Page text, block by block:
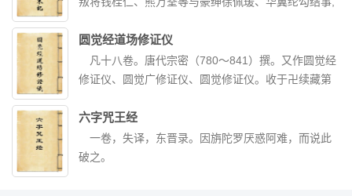
艺术表现手法，作家苦苦寻求梦想中的精神家园的执
著一样惹人感动。
资料》。
圆觉经道场修证仪
凡十八卷。唐代宗密（780～841）撰。又作圆觉经
修证仪、圆觉广修证仪、圆觉修证仪。收于卍续藏第
书系根据大方广圆觉修多罗了义经（圆觉经），以阐
明佛教修行者于实际上之修行及宗教行事方面所应行
之坐禅观法与忏悔灭罪之法，并规定赞仰讽诵加行礼
六字咒王经
一卷，失译，东晋录。因旃陀罗厌惑阿难，而说此
破之。